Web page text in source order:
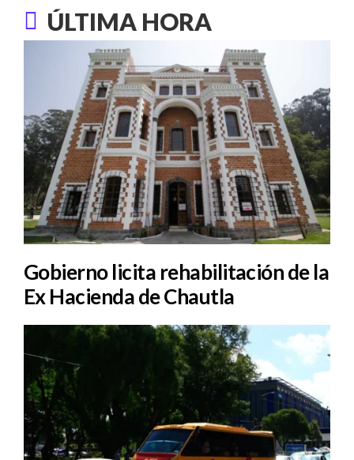
ÚLTIMA HORA
Gobierno licita rehabilitación de la
Ex Hacienda de Chautla